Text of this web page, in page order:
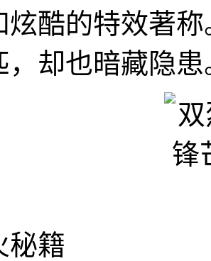
炫酷的特效著
，却也暗藏隐患
秘籍